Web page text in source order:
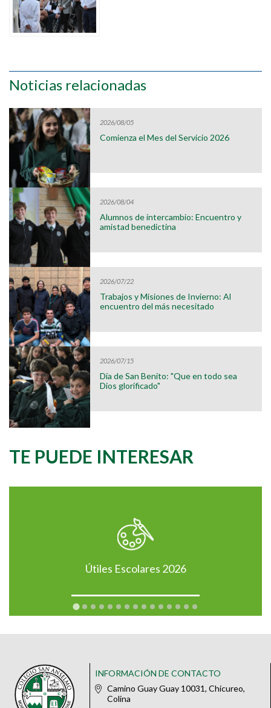
Noticias relacionadas
2026/08/05
Comienza el Mes del Servicio 2026
2026/08/04
Alumnos de intercambio: Encuentro y
amistad benedictina
2026/07/22
Trabajos y Misiones de Invierno: Al
encuentro del más necesitado
2026/07/15
Día de San Benito: "Que en todo sea
Dios glorificado"
TE PUEDE INTERESAR
Útiles Escolares 2026
INFORMACIÓN DE CONTACTO
Camino Guay Guay 10031, Chicureo,
Colina